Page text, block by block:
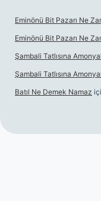
Eminönü Bit Pazarı Ne
Eminönü Bit Pazarı Ne
Şambali Tatlısına
Şambali Tatlısına
Batıl Ne Demek Namaz